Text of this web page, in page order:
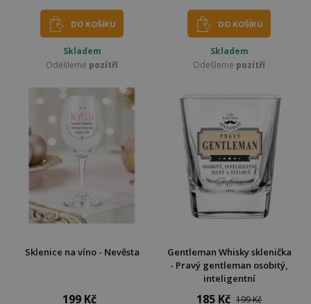
DO KOŠÍKU
Skladem
Odešleme pozítří
DO KOŠÍKU
Skladem
Odešleme pozítří
Sklenice na víno - Nevěsta
199 Kč
Gentleman Whisky sklenička
- Pravý gentleman osobitý,
inteligentní
185 Kč 199 Kč